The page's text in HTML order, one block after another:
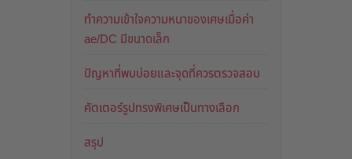
ทำความเข้าใจความหนาของเศษเมื่อค่า
ae/DC มีขนาดเล็ก
ปัญหาที่พบบ่อยและจุดที่ควรตรวจสอบ
คัตเตอร์รูปทรงพิเศษเป็นทางเลือก
สรุป